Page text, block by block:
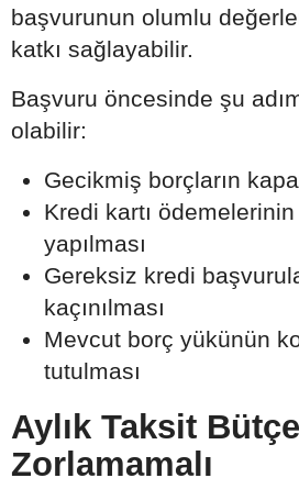
başvurunun olumlu
katkı sağlayabilir.
Başvuru öncesinde şu
olabilir:
Gecikmiş borçların
Kredi kartı
yapılması
Gereksiz kredi
kaçınılması
Mevcut borç yükünün
tutulması
Aylık Taksit
Zorlamamalı